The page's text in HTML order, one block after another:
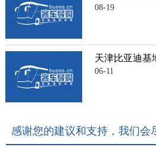
08-19
天津比亚迪基
06-11
感谢您的建议和支持，我们会